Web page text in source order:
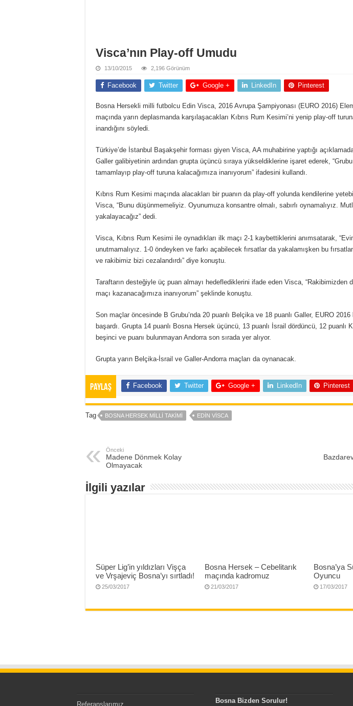
Visca’nın Play-off Umudu
13/10/2015 2,196 Görünüm
Facebook Twitter Google + LinkedIn Pinterest
Bosna Hersekli milli futbolcu Edin Visca, 2016 Avrupa Şampiyonası (EURO 2016)
maçında yarın deplasmanda karşılaşacakları Kıbrıs Rum Kesimi’ni yenip play-off
inandığını söyledi.
Türkiye’de İstanbul Başakşehir forması giyen Visca, AA muhabirine yaptığı
Galler galibiyetinin ardından grupta üçüncü sıraya yükseldiklerine işaret ederek,
tamamlayıp play-off turuna kalacağımıza inanıyorum” ifadesini kullandı.
Kıbrıs Rum Kesimi maçında alacakları bir puanın da play-off yolunda kendilerine
Visca, “Bunu düşünmemeliyiz. Oyunumuza konsantre olmalı, sabırlı oynamalıyız.
yakalayacağız” dedi.
Visca, Kıbrıs Rum Kesimi ile oynadıkları ilk maçı 2-1 kaybettiklerini anımsatarak,
unutmamalıyız. 1-0 öndeyken ve farkı açabilecek fırsatlar da yakalamışken bu
ve rakibimiz bizi cezalandırdı” diye konuştu.
Taraftarın desteğiyle üç puan almayı hedeflediklerini ifade eden Visca, “Rakibimizden
maçı kazanacağımıza inanıyorum” şeklinde konuştu.
Son maçlar öncesinde B Grubu’nda 20 puanlı Belçika ve 18 puanlı Galler, EURO 2016
başardı. Grupta 14 puanlı Bosna Hersek üçüncü, 13 puanlı İsrail dördüncü, 12 puanlı
beşinci ve puanı bulunmayan Andorra son sırada yer alıyor.
Grupta yarın Belçika-İsrail ve Galler-Andorra maçları da oynanacak.
Paylaş Facebook Twitter Google + LinkedIn Pinterest
Tag BOSNA HERSEK MILLI TAKIMI EDIN VISCA
Önceki
Madene Dönmek Kolay
Olmayacak
İlgili yazılar
Süper Lig’in yıldızları Vişça
ve Vrşajeviç Bosna’yı sırtladı!
25/03/2017
Bosna Hersek – Cebelitarık
maçında kadromuz
21/03/2017
Bosna’ya
Oyuncu
17/03/2017
Referanslarımız Bosna Bizden Sorulur!